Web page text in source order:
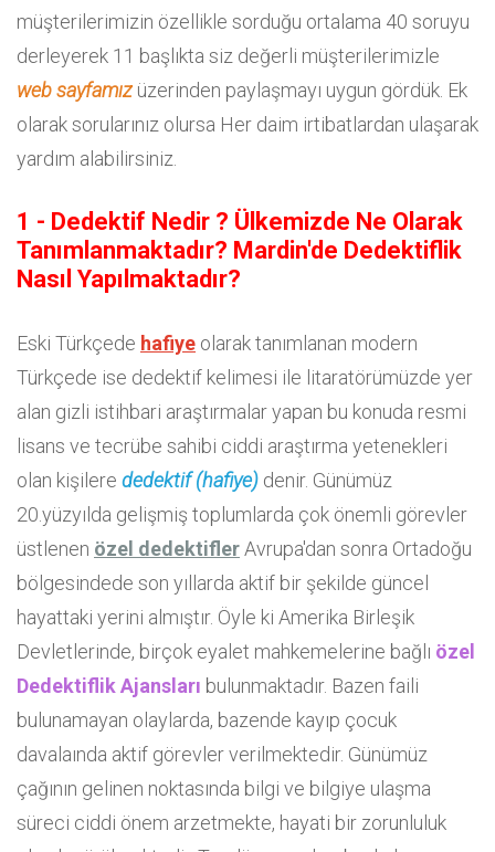
müşterilerimizin özellikle sorduğu ortalama 40 soruyu
derleyerek 11 başlıkta siz değerli müşterilerimizle
web sayfamız üzerinden paylaşmayı uygun gördük. Ek
olarak sorularınız olursa Her daim irtibatlardan ulaşarak
yardım alabilirsiniz.
1 - Dedektif Nedir ? Ülkemizde Ne Olarak
Tanımlanmaktadır? Mardin'de Dedektiflik
Nasıl Yapılmaktadır?
Eski Türkçede hafiye olarak tanımlanan modern
Türkçede ise dedektif kelimesi ile litaratörümüzde yer
alan gizli istihbari araştırmalar yapan bu konuda resmi
lisans ve tecrübe sahibi ciddi araştırma yetenekleri
olan kişilere dedektif (hafiye) denir. Günümüz
20.yüzyılda gelişmiş toplumlarda çok önemli görevler
üstlenen özel dedektiflerAvrupa'dan sonra Ortadoğu
bölgesindede son yıllarda aktif bir şekilde güncel
hayattaki yerini almıştır. Öyle ki Amerika Birleşik
Devletlerinde, birçok eyalet mahkemelerine bağlı özel
Dedektiflik Ajansları bulunmaktadır. Bazen faili
bulunamayan olaylarda, bazende kayıp çocuk
davalaında aktif görevler verilmektedir. Günümüz
çağının gelinen noktasında bilgi ve bilgiye ulaşma
süreci ciddi önem arzetmekte, hayati bir zorunluluk